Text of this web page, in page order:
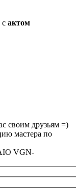
с актом
своим друзьям =)
мастера по
VGN-